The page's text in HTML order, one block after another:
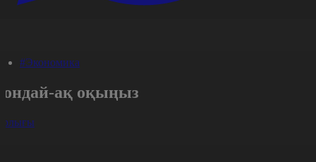
#Экономика
ақ оқыңыз